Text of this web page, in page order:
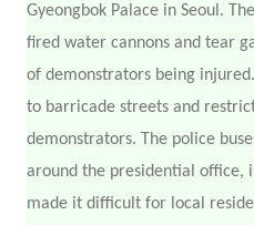
Gyeongbok Palace in Seoul.
fired water cannons and tear
of demonstrators being
to barricade streets and
demonstrators. The police
around the presidential office,
made it difficult for local